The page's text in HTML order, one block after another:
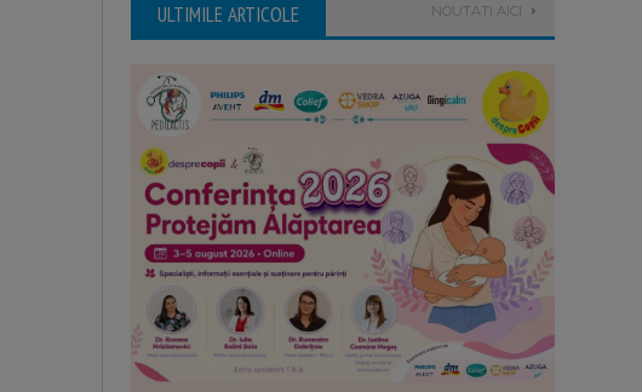
ULTIMILE ARTICOLE NOUTATI AICI